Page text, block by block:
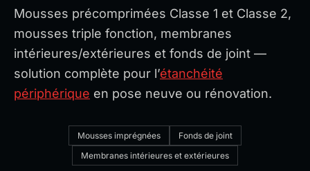
Mousses précomprimées Classe 1 et Classe 2,
mousses triple fonction, membranes
intérieures/extérieures et fonds de joint —
solution complète pour l’étanchéité
périphérique en pose neuve ou rénovation.
Mousses imprégnées
Fonds de joint
Membranes intérieures et extérieures